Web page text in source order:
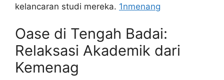
kelancaran studi mereka. 1nmenang
Oase di Tengah Badai:
Relaksasi Akademik dari
Kemenag